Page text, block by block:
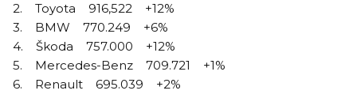
2. Toyota 916,522 +12%
3. BMW 770.249 +6%
4. Škoda 757.000 +12%
5. Mercedes-Benz 709.721 +1%
6. Renault 695.039 +2%